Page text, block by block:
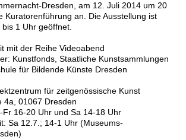
Dresden, am 12. Juli 2014 um 20
Kuratorenführung an. Die Ausstellung ist
1 Uhr geöffnet.
mit der Reihe Videoabend
Kunstfonds, Staatliche Kunstsammlungen
für Bildende Künste Dresden
für zeitgenössische Kunst
4a, 01067 Dresden
Fr 16-20 Uhr und Sa 14-18 Uhr
Sa 12.7.; 14-1 Uhr (Museums-